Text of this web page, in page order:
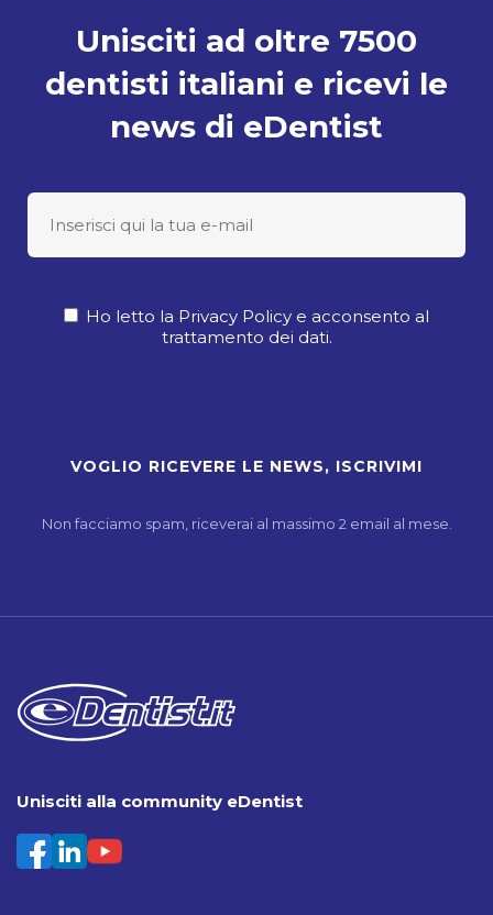
Unisciti ad oltre 7500
dentisti italiani e ricevi le
news di eDentist
Ho letto la Privacy Policy e acconsento al
trattamento dei dati.
Non facciamo spam, riceverai al massimo 2 email al mese.
Unisciti alla community eDentist